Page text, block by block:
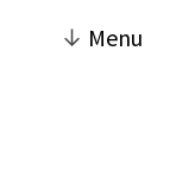
↓ Menu